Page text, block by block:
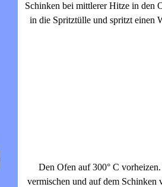
Schinken bei mittlerer Hitze in den
in die Spritztülle und spritzt einen
Den Ofen auf 300° C
vermischen und auf dem